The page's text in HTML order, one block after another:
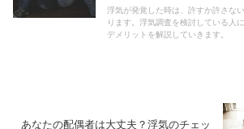
浮気が発覚した時は、許すか許さな
ります。浮気調査を検討している人
デメリットを解説していきます。
あなたの配偶者は大丈夫？浮気のチェッ